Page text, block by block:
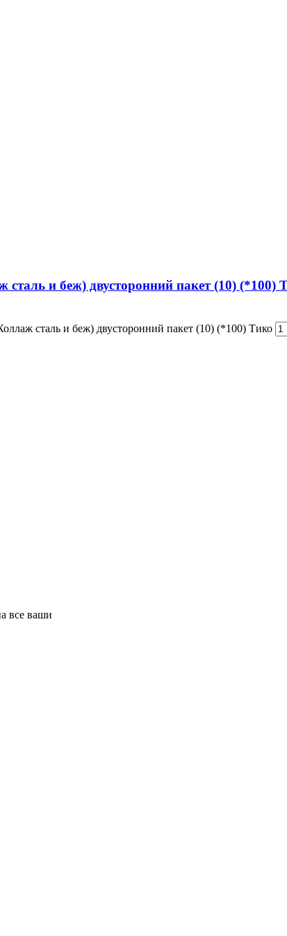
все ваши
и беж) двусторонний пакет (10) (*100)
сталь и беж) двусторонний пакет (10) (*100) Тико